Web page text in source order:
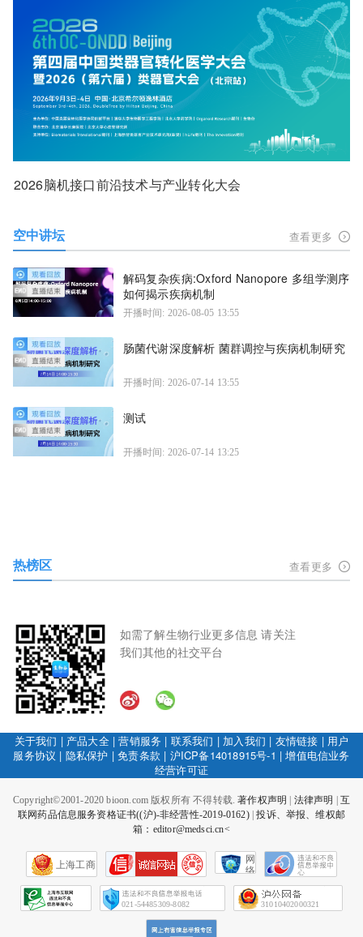
2026脑机接口前沿技术与产业转化大会
空中讲坛 查看更多
解码复杂疾病:Oxford Nanopore 多组学测序
如何揭示疾病机制
开播时间: 2026-08-05 13:55
肠菌代谢深度解析 菌群调控与疾病机制研究
开播时间: 2026-07-14 13:55
测试
开播时间: 2026-07-14 13:25
热榜区 查看更多
如需了解生物行业更多信息 请关注
我们其他的社交平台
关于我们 | 产品大全|营销服务 | 联系我们 | 加入我们 | 友情链接 | 用户
服务协议 | 隐私保护 |免责条款 | 沪ICP备14018915号-1 |增值电信业务
经营许可证
Copyright©2001-2020 bioon.com 版权所有 不得转载.著作权声明 法律声明
互
联网药品信息服务资格证书((沪)-非经营性-2019-0162)|投诉、举报、维权邮
箱：editor@medsci.cn<
上海工商
网
络
会
征
021-54485309-8082 31010402000321